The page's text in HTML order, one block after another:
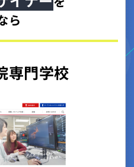
ら
専門学校